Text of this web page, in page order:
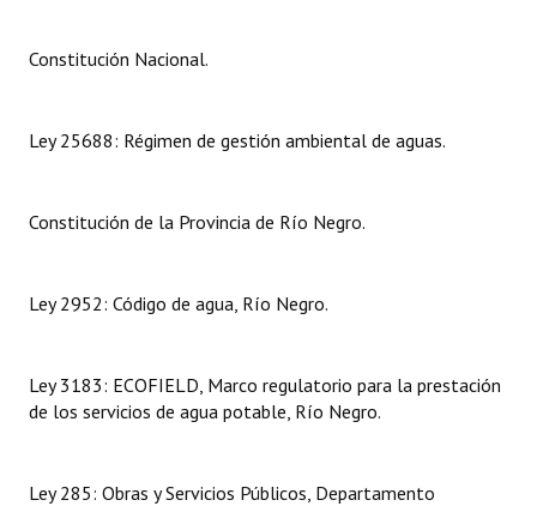
Carta Orgánica 2007
Organigrama
Proyectos Presentados
Dictámenes Asesoría Letrada
Constitución Nacional.
Ley 25688: Régimen de gestión ambiental de aguas.
Constitución de la Provincia de Río Negro.
Ley 2952: Código de agua, Río Negro.
Ley 3183: ECOFIELD, Marco regulatorio para la prestación
de los servicios de agua potable, Río Negro.
Ley 285: Obras y Servicios Públicos, Departamento